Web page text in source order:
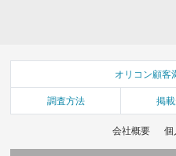
オリコン顧客
調査方法 掲
会社概要 個